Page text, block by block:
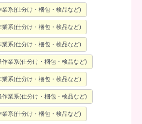
系(仕分け・梱包・検品など)
系(仕分け・梱包・検品など)
系(仕分け・梱包・検品など)
業系(仕分け・梱包・検品など)
系(仕分け・梱包・検品など)
業系(仕分け・梱包・検品など)
系(仕分け・梱包・検品など)